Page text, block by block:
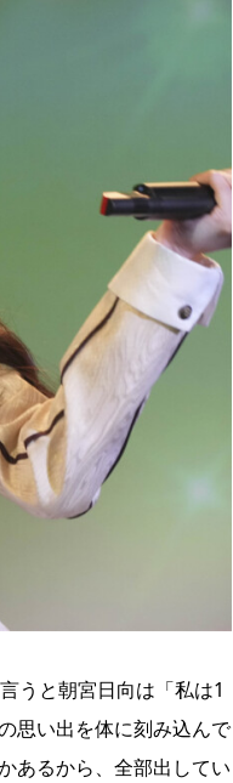
うと朝宮日向は「私は1
思い出を体に刻み込んで
あるから、全部出してい